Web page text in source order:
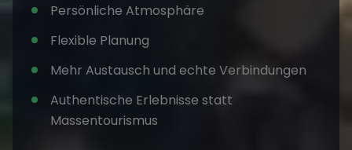
Persönliche Atmosphäre
Flexible Planung
Mehr Austausch und echte Verbindungen
Authentische Erlebnisse statt
Massentourismus